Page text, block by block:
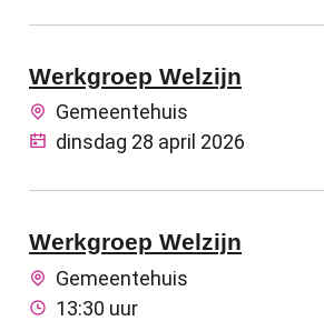
Werkgroep Welzijn
Gemeentehuis
dinsdag 28 april 2026
Werkgroep Welzijn
Gemeentehuis
13:30 uur